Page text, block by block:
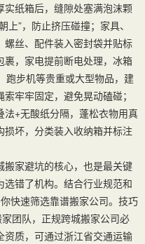
纸箱后，缝隙处塞满泡沫颗
”，防止挤压碰撞；家具、
丝、配件装入密封袋并贴标
，家电提前断电处理，冰箱
跑步机等贵重或大型物品，建
牢牢固定，避免晃动磕碰；
+无酸纸分隔，蓬松衣物用真
坏，分类装入收纳箱并标注
家避坑的核心，也是最关键
错了机构。结合行业规范和
快速筛选靠谱搬家公司。技巧
团队，正规跨城搬家公司必
质，可通过浙江省交通运输